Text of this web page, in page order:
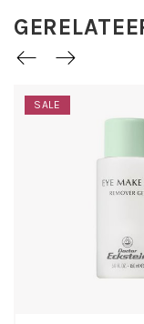
Toepassing
no 7 licht
Als eerste
haarkleur. Breng
daarna met de
assortiment en
kleur en uitvoering.
SALE